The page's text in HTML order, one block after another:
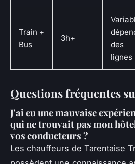
Train +
Bus
3h+
des
lignes
Questions fréquentes
J'ai eu une mauvaise
qui ne trouvait pas mon
vos conducteurs ?
Les chauffeurs de Tarentaise